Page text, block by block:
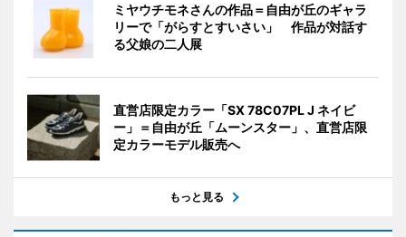
ミヤウチモネさんの作品＝自由が丘のギャラ
リーで「がらすとすいさい」 作品が対話す
る父娘の二人展
直営店限定カラー「SX 78C07PL J ネイビ
ー」＝自由が丘「ムーンスター」、直営店限
定カラーモデル販売へ
もっと見る